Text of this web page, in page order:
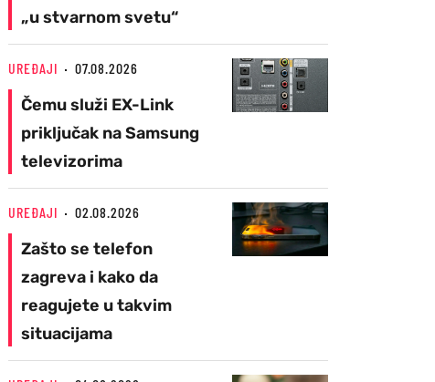
„u stvarnom svetu“
UREĐAJI 07.08.2026
Čemu služi EX-Link
priključak na Samsung
televizorima
UREĐAJI 02.08.2026
Zašto se telefon
zagreva i kako da
reagujete u takvim
situacijama